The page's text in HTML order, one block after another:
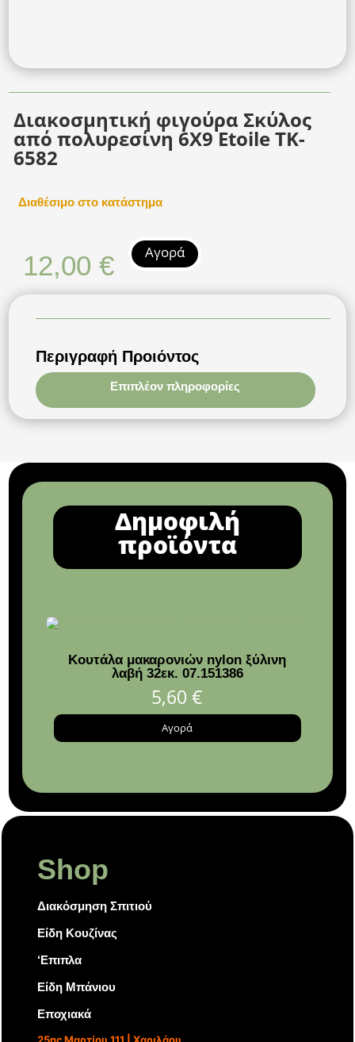
Διακοσμητική φιγούρα Σκύλος
από πολυρεσίνη 6X9 Etoile TK-
6582
Διαθέσιμο στο κατάστημα
12,00€ Αγορά
Περιγραφή Προιόντος
Επιπλέον πληροφορίες
Δημοφιλή
προϊόντα
Κουτάλα μακαρονιών nylon ξύλινη
λαβή 32εκ. 07.151386
5,60€
Αγορά
Shop
Διακόσμηση Σπιτιού
Είδη Κουζίνας
‘Επιπλα
Είδη Μπάνιου
Εποχιακά